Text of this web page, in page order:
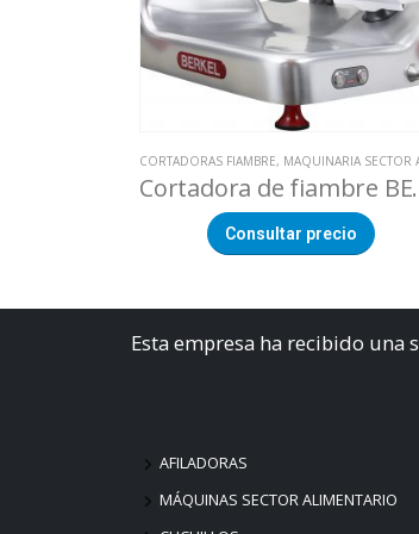
CORTADORAS FIAMBRE, MAQUINARIA SECTOR
Consultar precio
Esta empresa ha recibido una
AFILADORAS
MÁQUINAS SECTOR ALIMENTARIO